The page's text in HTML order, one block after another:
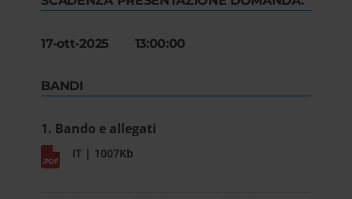
17-ott-2025 13:00:00
BANDI
1. Bando e allegati
IT | 1007Kb